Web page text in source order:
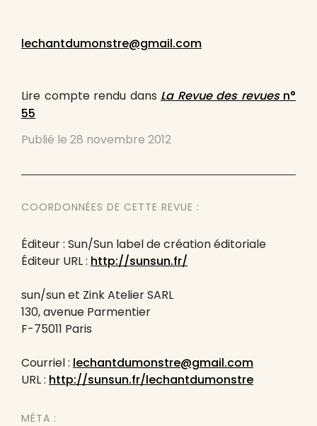
lechantdumonstre@gmail.com
Lire compte rendu dans La Revue des revuesn°
55
Publié le 28 novembre 2012
COORDONNÉES DE CETTE REVUE :
Éditeur : Sun/Sun label de création éditoriale
Éditeur URL : http://sunsun.fr/
sun/sun et Zink Atelier SARL
130, avenue Parmentier
F-75011 Paris
Courriel : lechantdumonstre@gmail.com
URL : http://sunsun.fr/lechantdumonstre
MÉTA :